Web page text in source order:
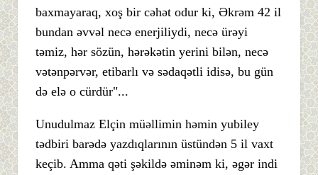
baxmayaraq, xoş bir cəhət odur ki, Əkrəm 42 il
bundan əvvəl necə enerjiliydi, necə ürəyi
təmiz, hər sözün, hərəkətin yerini bilən, necə
vətənpərvər, etibarlı və sədaqətli idisə, bu gün
də elə o cürdür"...
Unudulmaz Elçin müəllimin həmin yubiley
tədbiri barədə yazdıqlarının üstündən 5 il vaxt
keçib. Amma qəti şəkildə əminəm ki, əgər indi